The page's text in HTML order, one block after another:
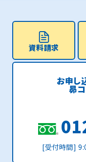
資料請求
お申し
昴
[受付時間]